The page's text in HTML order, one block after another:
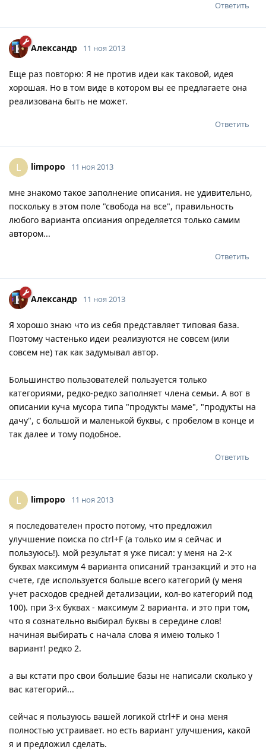
Ответить
Александр 11 ноя 2013
Еще раз повторю: Я не против идеи как таковой, идея
хорошая. Но в том виде в котором вы ее предлагаете она
реализована быть не может.
Ответить
L limpopo 11 ноя 2013
мне знакомо такое заполнение описания. не удивительно,
поскольку в этом поле "свобода на все", правильность
любого варианта опсиания определяется только самим
автором...
Ответить
Александр 11 ноя 2013
Я хорошо знаю что из себя представляет типовая база.
Поэтому частенько идеи реализуются не совсем (или
совсем не) так как задумывал автор.
Большинство пользователей пользуется только
категориями, редко-редко заполняет члена семьи. А вот в
описании куча мусора типа "продукты маме", "продукты на
дачу", с большой и маленькой буквы, с пробелом в конце и
так далее и тому подобное.
Ответить
L limpopo 11 ноя 2013
я последователен просто потому, что предложил
улучшение поиска по ctrl+F (а только им я сейчас и
пользуюсь!). мой результат я уже писал: у меня на 2-х
буквах максимум 4 варианта описаний транзакций и это на
счете, где используется больше всего категорий (у меня
учет расходов средней детализации, кол-во категорий под
100). при 3-х буквах - максимум 2 варианта. и это при том,
что я сознательно выбирал буквы в середине слов!
начиная выбирать с начала слова я имею только 1
вариант! редко 2.
а вы кстати про свои большие базы не написали сколько у
вас категорий...
сейчас я пользуюсь вашей логикой ctrl+F и она меня
полностью устраивает. но есть вариант улучшения, какой
я и предложил сделать.